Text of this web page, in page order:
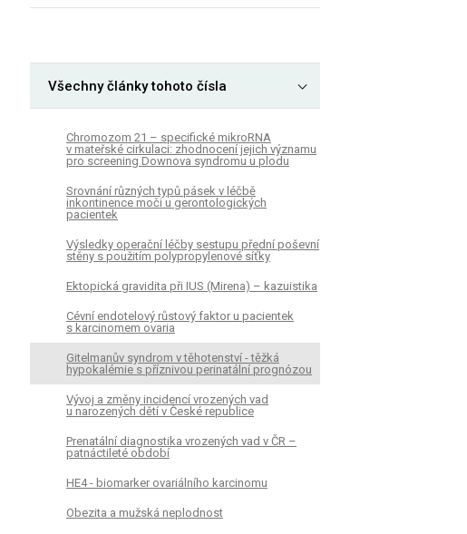
Všechny články tohoto čísla
Chromozom 21 – specifické mikroRNA
v mateřské cirkulaci: zhodnocení jejich významu
pro screening Downova syndromu u plodu
Srovnání různých typů pásek v léčbě
inkontinence moči u gerontologických
pacientek
Výsledky operační léčby sestupu přední poševní
stěny s použitím polypropylenové síťky
Ektopická gravidita při IUS (Mirena) – kazuistika
Cévní endotelový růstový faktor u pacientek
s karcinomem ovaria
Gitelmanův syndrom v těhotenství - těžká
hypokalémie s příznivou perinatální prognózou
Vývoj a změny incidencí vrozených vad
u narozených dětí v České republice
Prenatální diagnostika vrozených vad v ČR –
patnáctileté období
HE4 - biomarker ovariálního karcinomu
Obezita a mužská neplodnost